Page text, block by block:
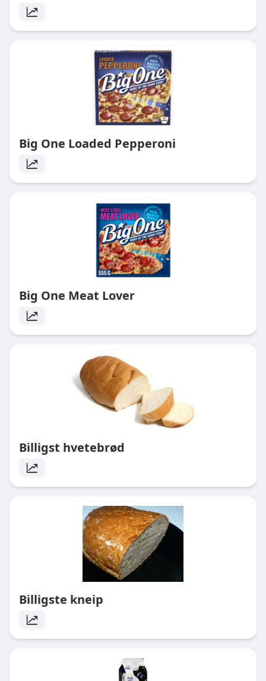
Big One Loaded Pepperoni
Big One Meat Lover
Billigst hvetebrød
Billigste kneip